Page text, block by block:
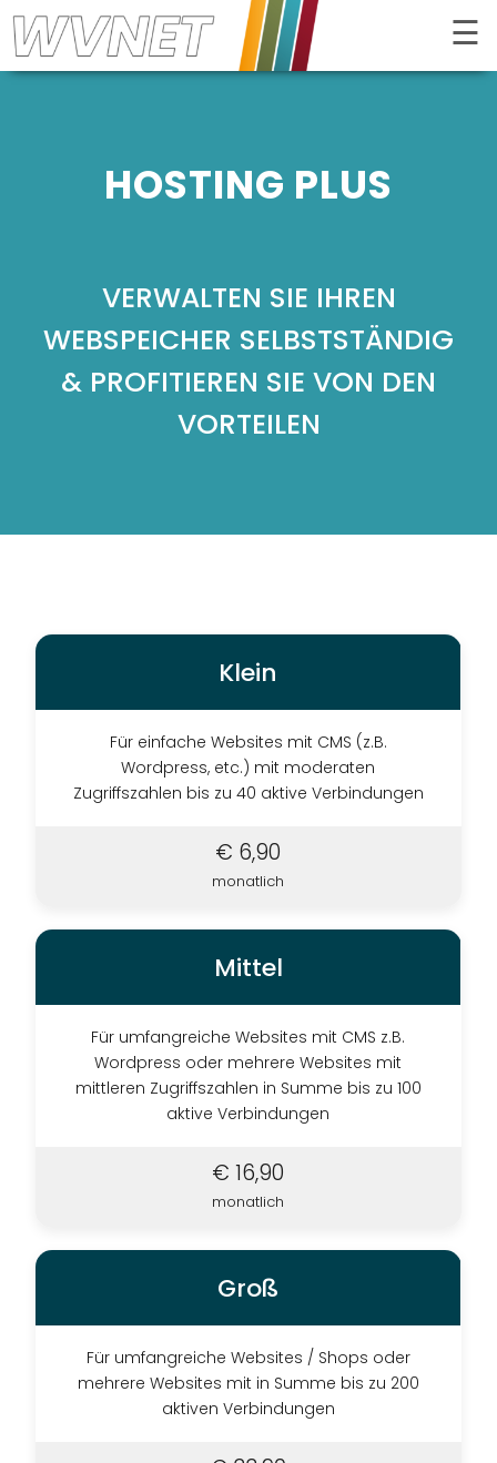
Kontrast
FERNSEHEN
TELEFON
DESIGN
☰
HOSTING PLUS
VERWALTEN SIE IHREN
WEBSPEICHER SELBSTSTÄNDIG
& PROFITIEREN SIE VON DEN
VORTEILEN
Klein
Für einfache Websites mit CMS (z.B.
Wordpress, etc.) mit moderaten
Zugriffszahlen bis zu 40 aktive Verbindungen
€ 6,90
monatlich
Mittel
Für umfangreiche Websites mit CMS z.B.
Wordpress oder mehrere Websites mit
mittleren Zugriffszahlen in Summe bis zu 100
aktive Verbindungen
€ 16,90
monatlich
Groß
Für umfangreiche Websites / Shops oder
mehrere Websites mit in Summe bis zu 200
aktiven Verbindungen